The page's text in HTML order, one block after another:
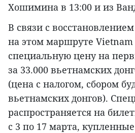
Хошимина в 13:00 и из
В связи с
на этом маршруте
специальную цену на
за 33.000 вьетнамских
(цена с налогом, сбором
вьетнамских донгов).
распространяется на
с 3 по 17 марта,